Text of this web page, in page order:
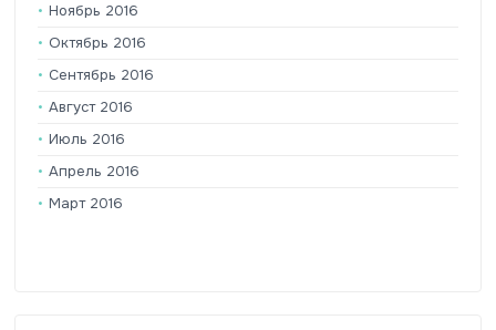
Ноябрь 2016
Октябрь 2016
Сентябрь 2016
Август 2016
Июль 2016
Апрель 2016
Март 2016